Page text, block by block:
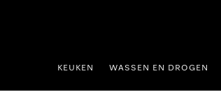
KEUKEN WASSEN EN DROGEN